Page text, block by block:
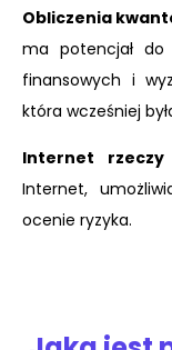
Obliczenia
ma potencjał do
finansowych i
która wcześniej
Internet rzeczy
Internet,
ocenie ryzyka.